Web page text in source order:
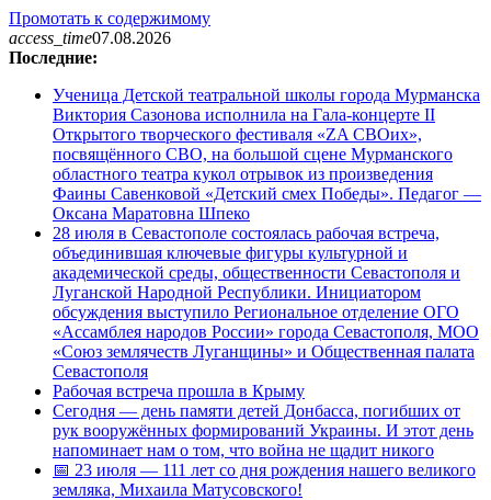
Промотать к содержимому
access_time07.08.2026
Последние:
Ученица Детской театральной школы города Мурманска
Виктория Сазонова исполнила на Гала-концерте II
Открытого творческого фестиваля «ZA СВОих»,
посвящённого СВО, на большой сцене Мурманского
областного театра кукол отрывок из произведения
Фаины Савенковой «Детский смех Победы». Педагог —
Оксана Маратовна Шпеко
28 июля в Севастополе состоялась рабочая встреча,
объединившая ключевые фигуры культурной и
академической среды, общественности Севастополя и
Луганской Народной Республики. Инициатором
обсуждения выступило Региональное отделение ОГО
«Ассамблея народов России» города Севастополя, МОО
«Союз землячеств Луганщины» и Общественная палата
Севастополя
Рабочая встреча прошла в Крыму
Сегодня — день памяти детей Донбасса, погибших от
рук вооружённых формирований Украины. И этот день
напоминает нам о том, что война не щадит никого
📅 23 июля — 111 лет со дня рождения нашего великого
земляка, Михаила Матусовского!